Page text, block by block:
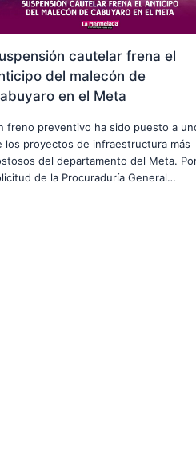
cautelar frena el
del malecón de
en el Meta
freno preventivo ha sido puesto a
los proyectos de infraestructura más
del departamento del Meta.
de la Procuraduría General…